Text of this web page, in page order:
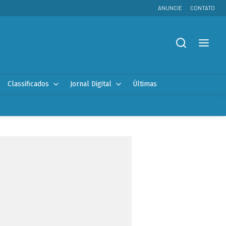
ANUNCIE CONTATO
Classificados Jornal Digital Últimas